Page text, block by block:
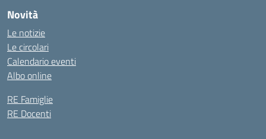
Novità
Le notizie
Le circolari
Calendario eventi
Albo online
RE Famiglie
RE Docenti